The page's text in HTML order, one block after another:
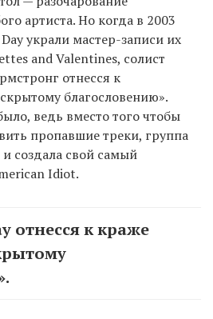
артиста. Но когда в 2003
украли мастер-записи их
and Valentines, солист
отнесся к
благословению».
ведь вместо того чтобы
пропавшие треки, группа
создала свой самый
Idiot.
отнесся к краже